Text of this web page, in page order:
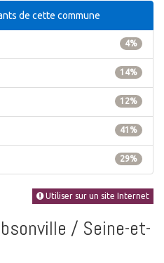
de cette commune
4%
14%
12%
41%
29%
Utiliser sur un site Internet
/ Seine-et-